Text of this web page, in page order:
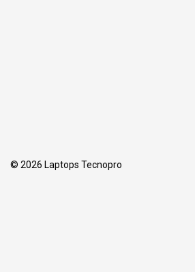
© 2026 Laptops Tecnopro